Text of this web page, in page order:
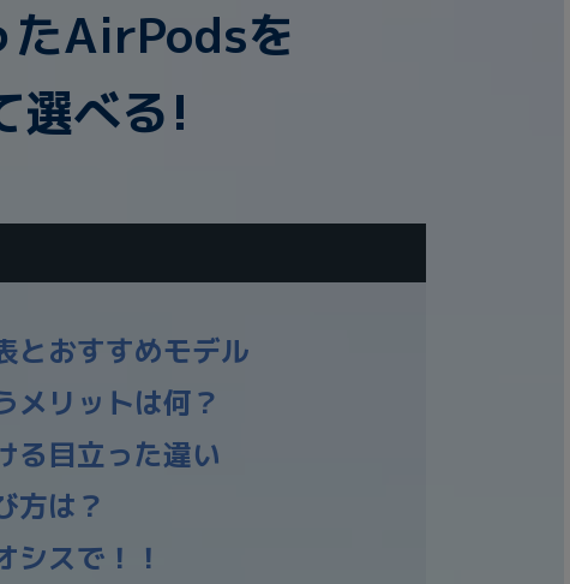
たAirPodsを
選べる!
とおすすめモデル
メリットは何？
る目立った違い
方は？
スで！！
月 から